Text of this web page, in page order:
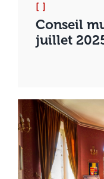
[ ]
Conseil
juillet